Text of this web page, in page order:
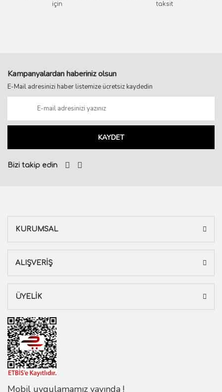
için
taksit
Kampanyalardan haberiniz olsun
E-Mail adresinizi haber listemize ücretsiz kaydedin
KAYDET
Bizi takip edin
KURUMSAL
ALIŞVERİŞ
ÜYELİK
Mobil uygulamamız yayında !